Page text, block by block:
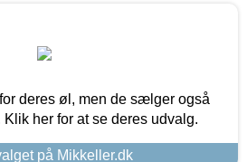
deres øl, men de sælger også
her for at se deres udvalg.
på Mikkeller.dk